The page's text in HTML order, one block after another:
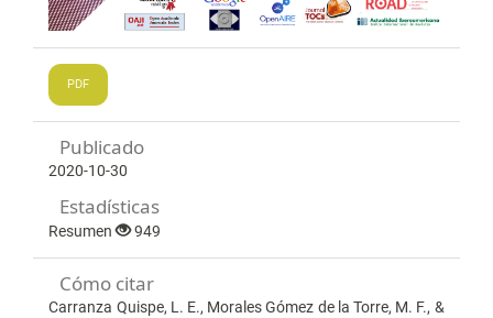
PDF
Publicado
2020-10-30
Estadísticas
Resumen 949
Cómo citar
Carranza Quispe, L. E., Morales Gómez de la Torre, M. F., &